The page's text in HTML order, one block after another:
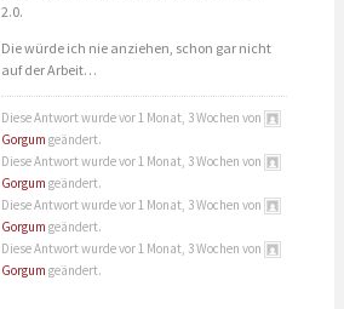
2.0.
Die würde ich nie anziehen, schon gar nicht
auf der Arbeit…
Diese Antwort wurde vor 1 Monat, 3 Wochen von
Gorgum geändert.
Diese Antwort wurde vor 1 Monat, 3 Wochen von
Gorgum geändert.
Diese Antwort wurde vor 1 Monat, 3 Wochen von
Gorgum geändert.
Diese Antwort wurde vor 1 Monat, 3 Wochen von
Gorgum geändert.